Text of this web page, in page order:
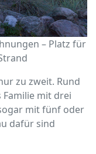
– Platz für
zu zweit. Rund
Familie mit drei
mit fünf oder
dafür sind